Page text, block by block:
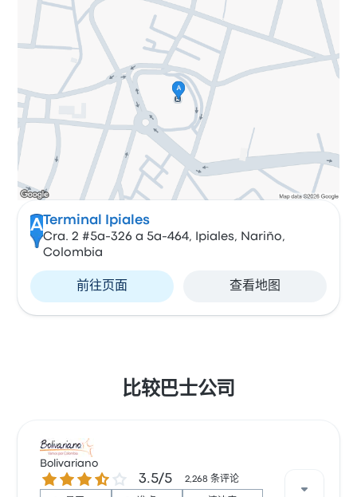
A Terminal Ipiales
Cra. 2 #5a-326 a 5a-464, Ipiales, Nariño,
Colombia
前往页面 查看地图
比较巴士公司
Bolivariano
3.5 / 5 星 3.5/5 2,268 条评论